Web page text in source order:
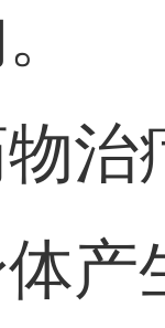
治
产